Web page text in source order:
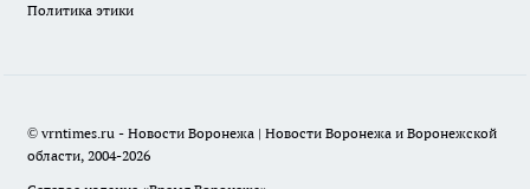
Политика этики
© vrntimes.ru - Новости Воронежа | Новости Воронежа и Воронежской
области, 2004-2026